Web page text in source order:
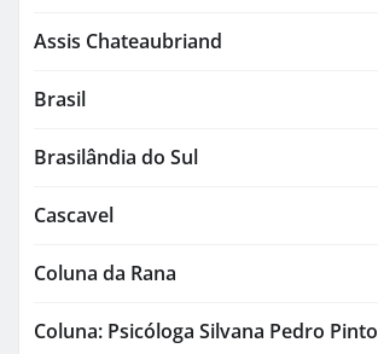
Assis Chateaubriand
Brasil
Brasilândia do Sul
Cascavel
Coluna da Rana
Coluna: Psicóloga Silvana Pedro Pinto